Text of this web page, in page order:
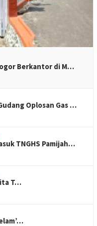
Berkantor di M…
Oplosan Gas …
TNGHS Pamijah…
T…